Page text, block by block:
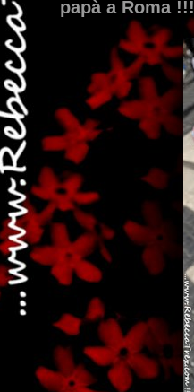
papà a Roma !!!